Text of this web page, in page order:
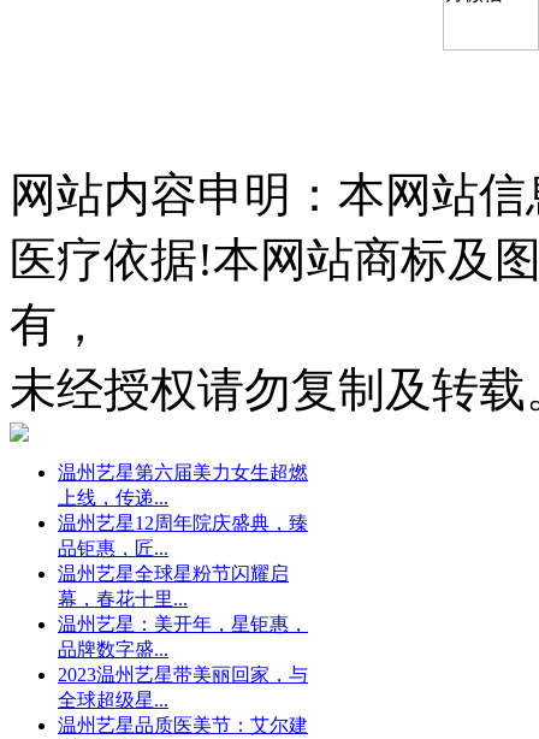
网站内容申明：本网站
医疗依据!本网站商标及
有，
未经授权请勿复制及转
温州艺星第六届美力女生超燃
上线，传递...
温州艺星12周年院庆盛典，臻
品钜惠，匠...
温州艺星全球星粉节闪耀启
幕，春花十里...
温州艺星：美开年，星钜惠，
品牌数字盛...
2023温州艺星带美丽回家，与
全球超级星...
温州艺星品质医美节：艾尔建